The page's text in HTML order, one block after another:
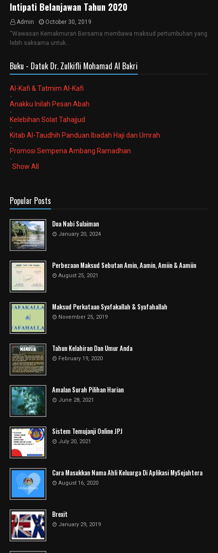
Intipati Belanjawan Tahun 2020
Admin
October 30, 2019
“Wawasan Kemakmuran Bersama membawa maksud pertumbuhan yang
lebih saksama untuk…
Buku - Datuk Dr. Zulkifli Mohamad Al Bakri
Al-Kafi & Tatmim Al-Kafi
-
Anakku Inilah Pesan Abah
-
Kelebihan Solat Tahajjud
-
Kitab Al-Taudhih Panduan Ibadah Haji dan Umrah
-
Promosi Sempena Ambang Ramadhan
-
Show All
Popular Posts
Doa Nabi Sulaiman
January 20, 2024
Perbezaan Maksud Sebutan Amin, Aamin, Amiin & Aamiin
August 25, 2021
Maksud Perkataan Syafakallah & Syafahallah
November 25, 2019
Tahun Kelahiran Dan Umur Anda
February 19, 2020
Amalan Surah Pilihan Harian
June 28, 2021
Sistem Temujanji Online JPJ
July 20, 2021
Cara Masukkan Nama Ahli Keluarga Di Aplikasi MySejahtera
August 16, 2020
Brexit
January 29, 2019